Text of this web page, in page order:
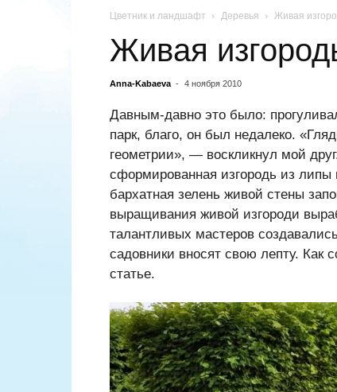
Цветник и ландшафт Деревья Живая
Живая
Anna-Kabaeva - 4 ноября 2010
Давным-давно это было:
парк, благо, он был недалеко.
геометрии», — воскликнул мой
сформированная изгородь из
бархатная зелень живой стены
выращивания живой изгороди
талантливых мастеров
садовники вносят свою лепту. Как
статье.